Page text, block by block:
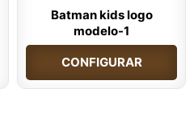
Batman kids logo
modelo-1
CONFIGURAR